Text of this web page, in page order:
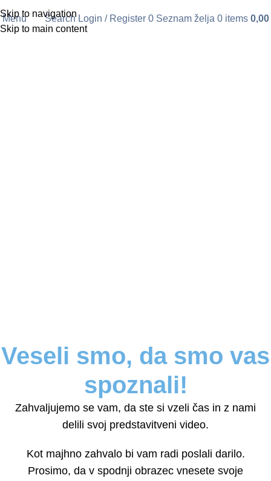
Skip to navigation
Skip to main content
Menu Search Login / Register 0 Seznam želja 0 items 0,00
Veseli smo, da smo vas
spoznali!
Zahvaljujemo se vam, da ste si vzeli čas in z nami
delili svoj predstavitveni video.
Kot majhno zahvalo bi vam radi poslali darilo.
Prosimo, da v spodnji obrazec vnesete svoje